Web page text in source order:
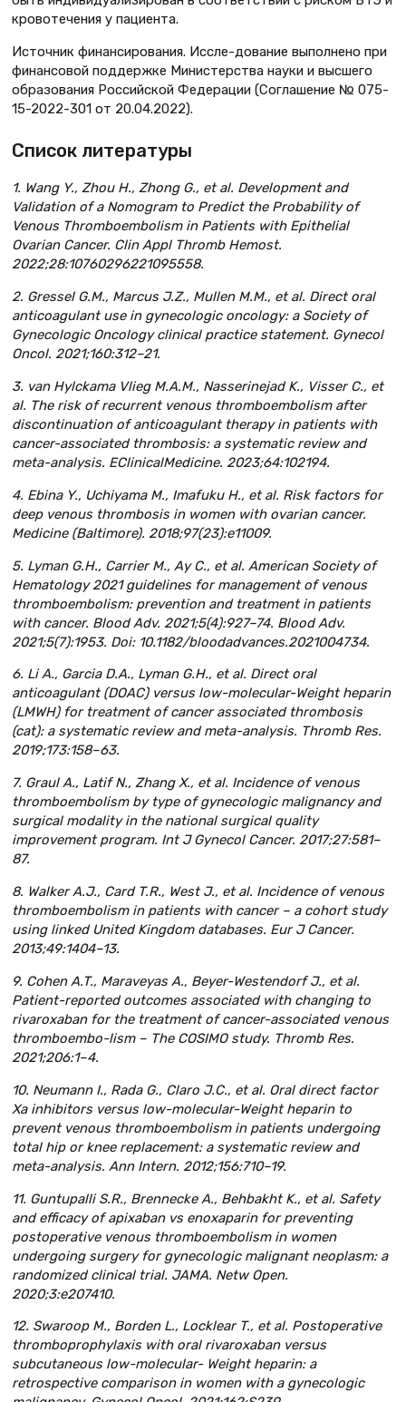
кровотечения у пациента.
Источник финансирования. Иссле-дование выполнено при
финансовой поддержке Министерства науки и высшего
образования Российской Федерации (Соглашение № 075-
15-2022-301 от 20.04.2022).
Список литературы
1. Wang Y., Zhou H., Zhong G., et al. Development and
Validation of a Nomogram to Predict the Probability of
Venous Thromboembolism in Patients with Epithelial
Ovarian Cancer. Clin Appl Thromb Hemost.
2022;28:10760296221095558.
2. Gressel G.M., Marcus J.Z., Mullen M.M., et al. Direct oral
anticoagulant use in gynecologic oncology: a Society of
Gynecologic Oncology clinical practice statement. Gynecol
Oncol. 2021;160:312–21.
3. van Hylckama Vlieg M.A.M., Nasserinejad K., Visser C., et
al. The risk of recurrent venous thromboembolism after
discontinuation of anticoagulant therapy in patients with
cancer-associated thrombosis: a systematic review and
meta-analysis. EClinicalMedicine. 2023;64:102194.
4. Ebina Y., Uchiyama M., Imafuku H., et al. Risk factors for
deep venous thrombosis in women with ovarian cancer.
Medicine (Baltimore). 2018;97(23):e11009.
5. Lyman G.H., Carrier M., Ay C., et al. American Society of
Hematology 2021 guidelines for management of venous
thromboembolism: prevention and treatment in patients
with cancer. Blood Adv. 2021;5(4):927–74. Blood Adv.
2021;5(7):1953. Doi: 10.1182/bloodadvances.2021004734.
6. Li A., Garcia D.A., Lyman G.H., et al. Direct oral
anticoagulant (DOAC) versus low-molecular-Weight heparin
(LMWH) for treatment of cancer associated thrombosis
(cat): a systematic review and meta-analysis. Thromb Res.
2019;173:158–63.
7. Graul A., Latif N., Zhang X., et al. Incidence of venous
thromboembolism by type of gynecologic malignancy and
surgical modality in the national surgical quality
improvement program. Int J Gynecol Cancer. 2017;27:581–
87.
8. Walker A.J., Card T.R., West J., et al. Incidence of venous
thromboembolism in patients with cancer – a cohort study
using linked United Kingdom databases. Eur J Cancer.
2013;49:1404–13.
9. Cohen A.T., Maraveyas A., Beyer-Westendorf J., et al.
Patient-reported outcomes associated with changing to
rivaroxaban for the treatment of cancer-associated venous
thromboembo-lism – The COSIMO study. Thromb Res.
2021;206:1–4.
10. Neumann I., Rada G., Claro J.C., et al. Oral direct factor
Xa inhibitors versus low-molecular-Weight heparin to
prevent venous thromboembolism in patients undergoing
total hip or knee replacement: a systematic review and
meta-analysis. Ann Intern. 2012;156:710–19.
11. Guntupalli S.R., Brennecke A., Behbakht K., et al. Safety
and efficacy of apixaban vs enoxaparin for preventing
postoperative venous thromboembolism in women
undergoing surgery for gynecologic malignant neoplasm: a
randomized clinical trial. JAMA. Netw Open.
2020;3:e207410.
12. Swaroop M., Borden L., Locklear T., et al. Postoperative
thromboprophylaxis with oral rivaroxaban versus
subcutaneous low-molecular- Weight heparin: a
retrospective comparison in women with a gynecologic